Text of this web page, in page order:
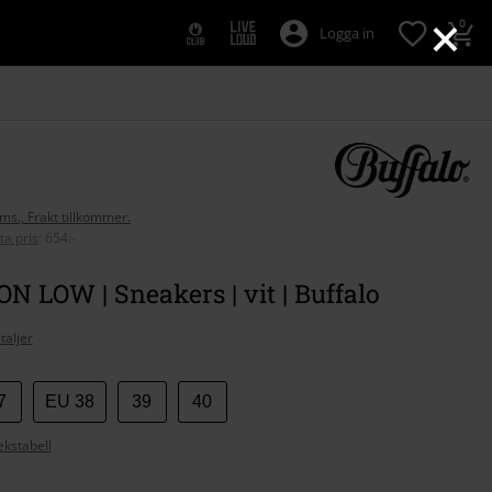
×
Logga in 0
Frakt tillkommer.
pris
654:-
LOW | Sneakers | vit | Buffalo
EU 38 39 40